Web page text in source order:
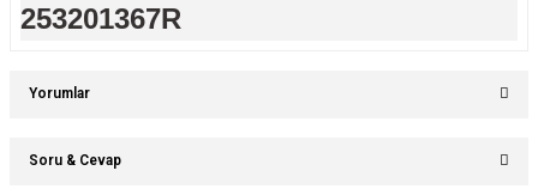
253201367R
Yorumlar
Soru & Cevap